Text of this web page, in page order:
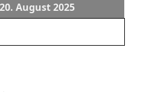
August 2025